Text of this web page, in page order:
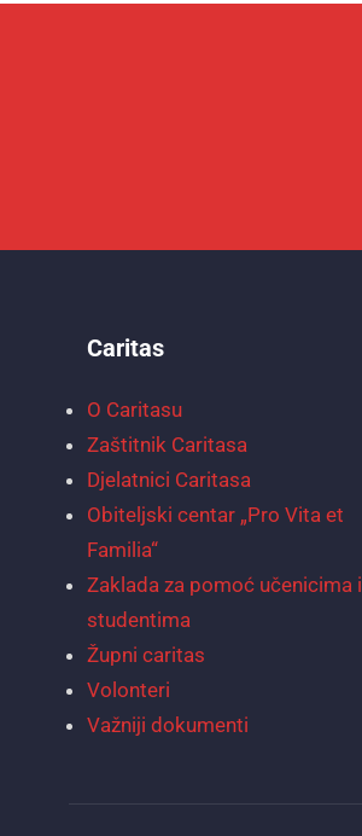
Caritas
O Caritasu
Zaštitnik Caritasa
Djelatnici Caritasa
Obiteljski centar „Pro Vita et
Familia“
Zaklada za pomoć učenicima i
studentima
Župni caritas
Volonteri
Važniji dokumenti